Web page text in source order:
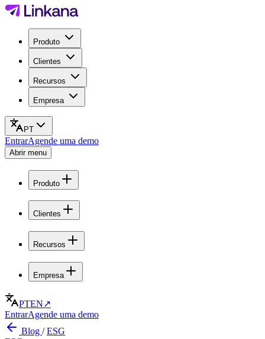
Produto
Clientes
Recursos
Empresa
PT
EntrarAgende uma demo
Abrir menu
Produto
Clientes
Recursos
Empresa
PTEN↗
EntrarAgende uma demo
Blog /ESG